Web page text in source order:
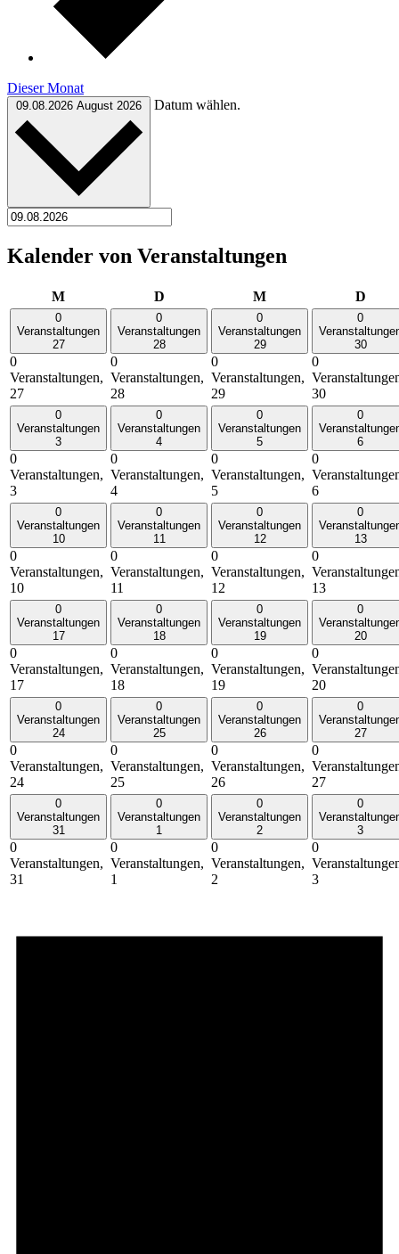
Dieser Monat
09.08.2026 August 2026 Datum wählen.
Kalender von Veranstaltungen
MMontag DDienstag MMittwoch D
0
Veranstaltungen
27
0
Veranstaltungen,
27
0
Veranstaltungen
28
0
Veranstaltungen,
28
0
Veranstaltungen
29
0
Veranstaltungen,
29
0
30
0
30
0
Veranstaltungen
3
0
Veranstaltungen,
3
0
Veranstaltungen
4
0
Veranstaltungen,
4
0
Veranstaltungen
5
0
Veranstaltungen,
5
0
6
0
6
0
Veranstaltungen
10
0
Veranstaltungen,
10
0
Veranstaltungen
11
0
Veranstaltungen,
11
0
Veranstaltungen
12
0
Veranstaltungen,
12
0
13
0
13
0
Veranstaltungen
17
0
Veranstaltungen,
17
0
Veranstaltungen
18
0
Veranstaltungen,
18
0
Veranstaltungen
19
0
Veranstaltungen,
19
0
20
0
20
0
Veranstaltungen
24
0
Veranstaltungen,
24
0
Veranstaltungen
25
0
Veranstaltungen,
25
0
Veranstaltungen
26
0
Veranstaltungen,
26
0
27
0
27
0
Veranstaltungen
31
0
Veranstaltungen,
31
0
Veranstaltungen
1
0
Veranstaltungen,
1
0
Veranstaltungen
2
0
Veranstaltungen,
2
0
3
0
3